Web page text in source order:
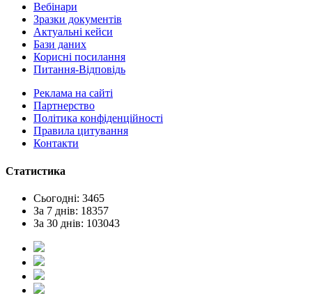
Вебінари
Зразки документів
Актуальні кейси
Бази даних
Корисні посилання
Питання-Відповідь
Реклама на сайтi
Партнерство
Політика конфіденційності
Правила цитування
Контакти
Статистика
Сьогодні: 3465
За 7 днів: 18357
За 30 днів: 103043